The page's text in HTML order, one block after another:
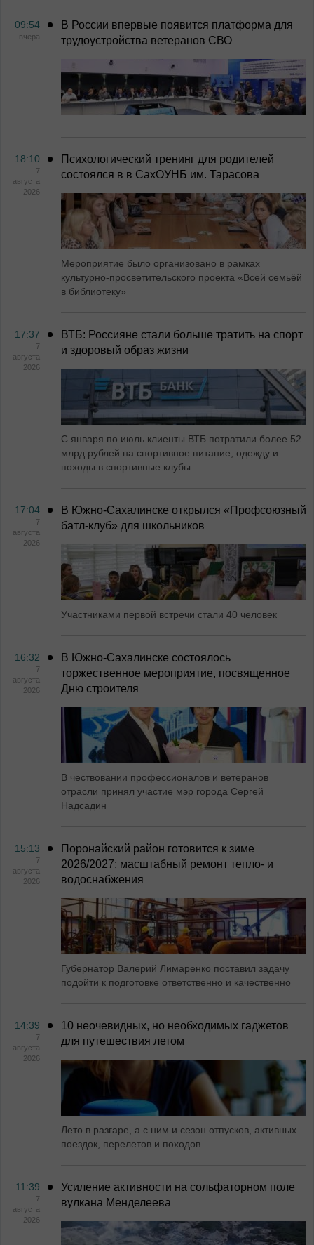
09:54
вчера
В России впервые появится платформа для
трудоустройства ветеранов СВО
18:10
7
августа
2026
Психологический тренинг для родителей
состоялся в в СахОУНБ им. Тарасова
Мероприятие было организовано в рамках
культурно-просветительского проекта «Всей семьёй
в библиотеку»
17:37
7
августа
2026
ВТБ: Россияне стали больше тратить на спорт
и здоровый образ жизни
С января по июль клиенты ВТБ потратили более 52
млрд рублей на спортивное питание, одежду и
походы в спортивные клубы
17:04
7
августа
2026
В Южно-Сахалинске открылся «Профсоюзный
батл-клуб» для школьников
Участниками первой встречи стали 40 человек
16:32
7
августа
2026
В Южно-Сахалинске состоялось
торжественное мероприятие, посвященное
Дню строителя
В чествовании профессионалов и ветеранов
отрасли принял участие мэр города Сергей
Надсадин
15:13
7
августа
2026
Поронайский район готовится к зиме
2026/2027: масштабный ремонт тепло- и
водоснабжения
Губернатор Валерий Лимаренко поставил задачу
подойти к подготовке ответственно и качественно
14:39
7
августа
2026
10 неочевидных, но необходимых гаджетов
для путешествия летом
Лето в разгаре, а с ним и сезон отпусков, активных
поездок, перелетов и походов
11:39
7
августа
2026
Усиление активности на сольфаторном поле
вулкана Менделеева